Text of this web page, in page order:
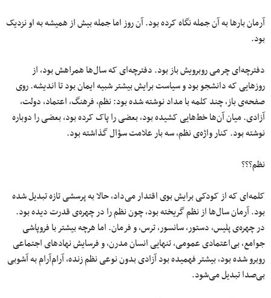
آرمان بارها به آن جمله نگاه کرده بود. آن روز اما جمله بیش از همیشه به او نزدیک
بود.
دفترچه‌ای چرمی روبرویش باز بود. دفترچه‌ای که سال‌ها همراهش بود، از
روزهایی که دانشجو بود و سیاست برایش بیشتر شبیه ایمان بود تا اندیشه. روی
صفحه‌ی باز، چند کلمه با مداد نوشته شده بود: نظم، فرهنگ، اعتماد، دولت،
آزادی. میان آن‌ها خط‌هایی کشیده بود، بعضی را پاک کرده بود، بعضی را دوباره
نوشته بود. کنار واژه‌ی نظم، سه بار علامت سؤال گذاشته بود.
نظم؟؟؟
کلمه‌ای که از کودکی برایش بوی اقتدار می‌داد، حالا به پرسشی تازه تبدیل شده
بود. آرمان سال‌ها از نظم گریخته بود، چون نظم را در چهره‌ی قدرت دیده بود.
در چهره‌ی پلیس، دستور، سانسور، ترس، و فرمان. اما هرچه بیشتر با فروپاشی
جوامع، بی‌اعتمادی عمومی، تنهایی انسان مدرن، و فرسایش نهادهای اجتماعی
روبرو شده بود، بیشتر فهمیده بود آزادی بدون نوعی نظم زنده، آرام‌آرام به آشوبی
بی‌صدا تبدیل می‌شود.